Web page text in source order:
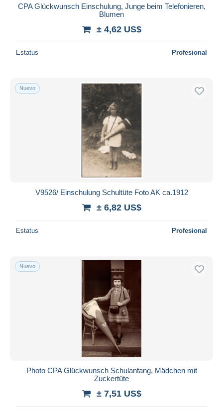
CPA Glückwunsch Einschulung, Junge beim Telefonieren,
Blumen
± 4,62 US$
Estatus Profesional
Nuevo
V9526/ Einschulung Schultüte Foto AK ca.1912
± 6,82 US$
Estatus Profesional
Nuevo
Photo CPA Glückwunsch Schulanfang, Mädchen mit
Zuckertüte
± 7,51 US$